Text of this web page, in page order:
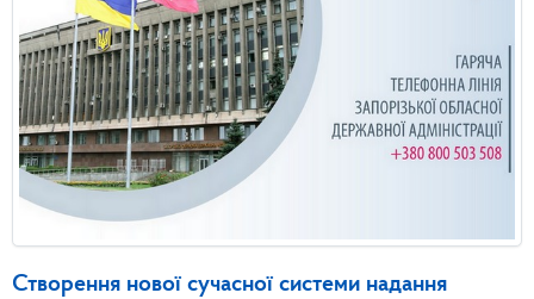
Створення нової сучасної системи надання